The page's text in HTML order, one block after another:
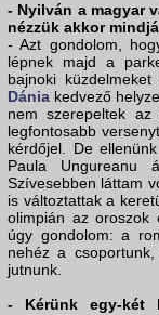
- Nyilván a magyar
nézzük akkor
- Azt gondolom,
lépnek majd a
bajnoki
Dánia kedvező
nem szerepeltek
legfontosabb
kérdőjel. De
Paula Ungureanu
Szívesebben láttam
is változtattak a
olimpián az oroszok
úgy gondolom: a
nehéz a
jutnunk.
- Kérünk egy-két